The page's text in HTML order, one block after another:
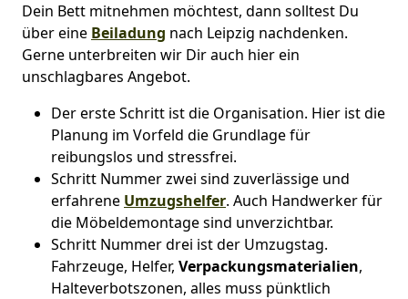
Dein Bett mitnehmen möchtest, dann solltest Du
über eine Beiladung nach Leipzig nachdenken.
Gerne unterbreiten wir Dir auch hier ein
unschlagbares Angebot.
Der erste Schritt ist die Organisation. Hier ist die
Planung im Vorfeld die Grundlage für
reibungslos und stressfrei.
Schritt Nummer zwei sind zuverlässige und
erfahrene Umzugshelfer. Auch Handwerker für
die Möbeldemontage sind unverzichtbar.
Schritt Nummer drei ist der Umzugstag.
Fahrzeuge, Helfer, Verpackungsmaterialien,
Halteverbotszonen, alles muss pünktlich